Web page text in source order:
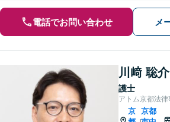
電話でお問い合わせ メ
川﨑 聡介
護士
アトム京都法律
京 京都